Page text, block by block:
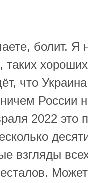
болит. Я
таких
что
России
2022 это
взгляды